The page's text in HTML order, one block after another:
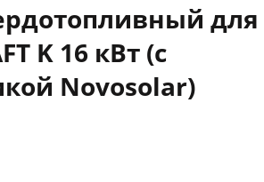
для
K 16 кВт (с
Novosolar)